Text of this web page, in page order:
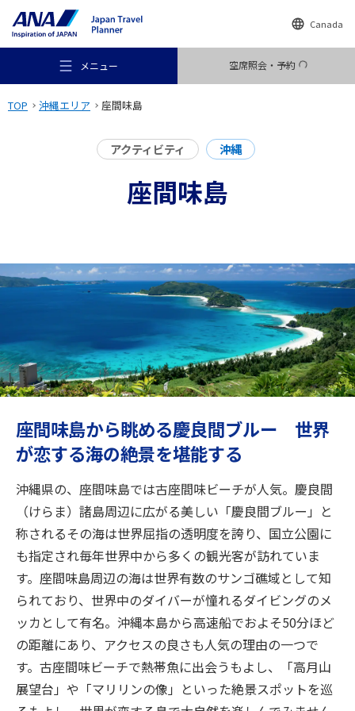
Canada
メニュー 空席照会・予約
旅のお役立ち情報
閉じる
TOP 沖縄エリア 座間味島
アクティビティ 沖縄
座間味島
座間味島から眺める慶良間ブルー 世界
が恋する海の絶景を堪能する
沖縄県の、座間味島では古座間味ビーチが人気。慶良間
（けらま）諸島周辺に広がる美しい「慶良間ブルー」と
称されるその海は世界屈指の透明度を誇り、国立公園に
も指定され毎年世界中から多くの観光客が訪れていま
す。座間味島周辺の海は世界有数のサンゴ礁域として知
られており、世界中のダイバーが憧れるダイビングのメ
ッカとして有名。沖縄本島から高速船でおよそ50分ほど
の距離にあり、アクセスの良さも人気の理由の一つで
す。古座間味ビーチで熱帯魚に出会うもよし、「高月山
展望台」や「マリリンの像」といった絶景スポットを巡